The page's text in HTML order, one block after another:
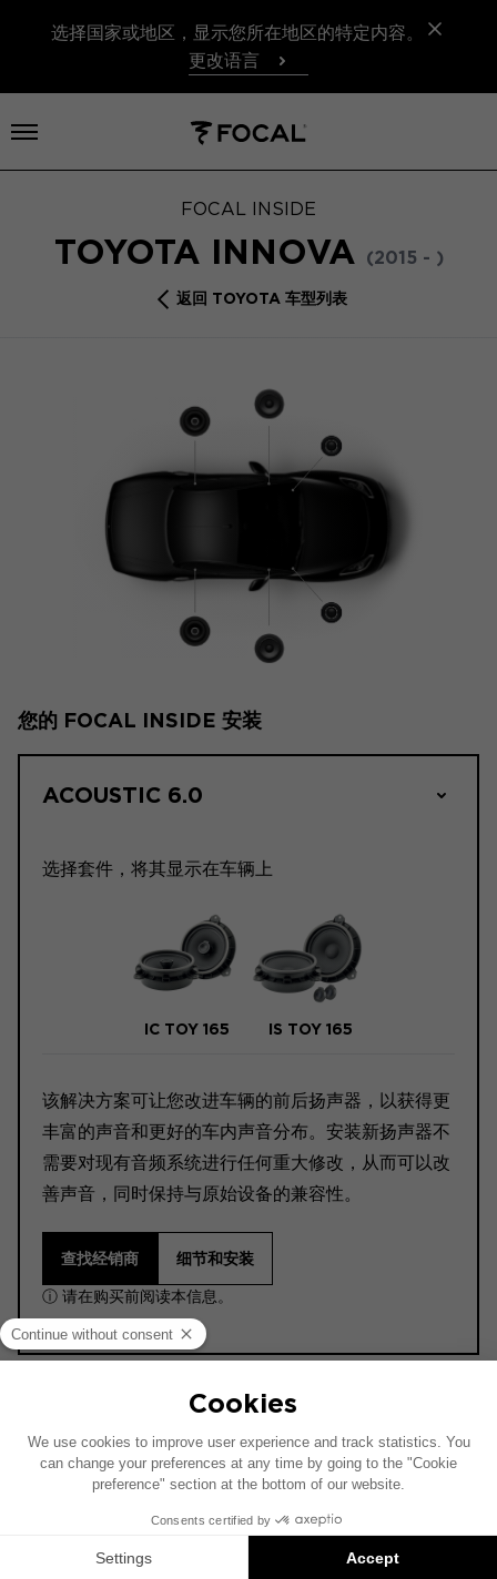
选择国家或地区，显示您所在地区的特定内容。
更改语言
打开菜单
FOCAL INSIDE
TOYOTA INNOVA (2015 - )
返回 TOYOTA 车型列表
您的 FOCAL INSIDE 安装
ACOUSTIC 6.0
选择套件，将其显示在车辆上
IC TOY 165 IS TOY 165
该解决方案可让您改进车辆的前后扬声器，以获得更
丰富的声音和更好的车内声音分布。安装新扬声器不
需要对现有音频系统进行任何重大修改，从而可以改
善声音，同时保持与原始设备的兼容性。
查找经销商 细节和安装
ⓘ 请在购买前阅读本信息。
此安装示意图基于配有原厂音响系统的车辆绘制。如果
位置可能会有所不同。
Focal Inside 安装方案是兼容产品的推荐：每个组件
均单独销售，并非以套装形式提供。